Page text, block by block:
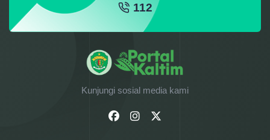
112
Kunjungi sosial media kami